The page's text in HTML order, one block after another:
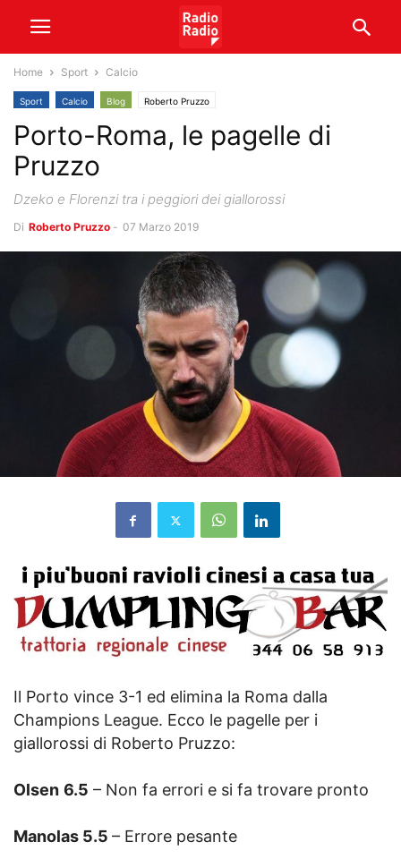
Home Sport Calcio
Sport Calcio Blog Roberto Pruzzo
Porto-Roma, le pagelle di
Pruzzo
Dzeko e Florenzi tra i peggiori dei giallorossi
Di Roberto Pruzzo - 07 Marzo 2019
Il Porto vince 3-1 ed elimina la Roma dalla
Champions League. Ecco le pagelle per i
giallorossi di Roberto Pruzzo:
Olsen 6.5 – Non fa errori e si fa trovare pronto
Manolas 5.5 – Errore pesante